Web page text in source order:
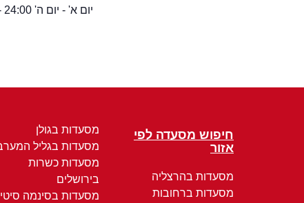
יום א' - יום ה' 24:00 - 11:00
חיפוש מסעדה לפי
אזור
מסעדות בהרצליה
מסעדות ברחובות
מסעדות בגולן
מסעדות בגליל
מסעדות כשרות
בירושלים
מסעדות בסינמה סיטי